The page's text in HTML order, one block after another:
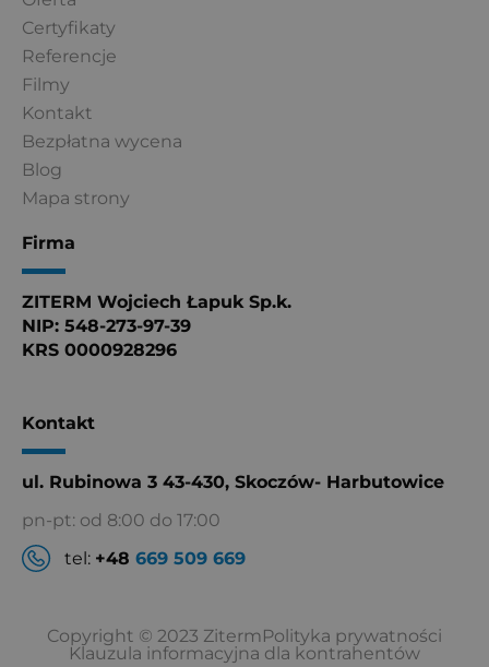
Certyfikaty
Referencje
Filmy
Kontakt
Bezpłatna wycena
Blog
Mapa strony
Firma
ZITERM Wojciech Łapuk Sp.k.
NIP: 548-273-97-39
KRS 0000928296
Kontakt
ul. Rubinowa 3 43-430, Skoczów- Harbutowice
pn-pt: od 8:00 do 17:00
tel: +48 669 509 669
Copyright © 2023 ZitermPolityka prywatności
Klauzula informacyjna dla kontrahentów